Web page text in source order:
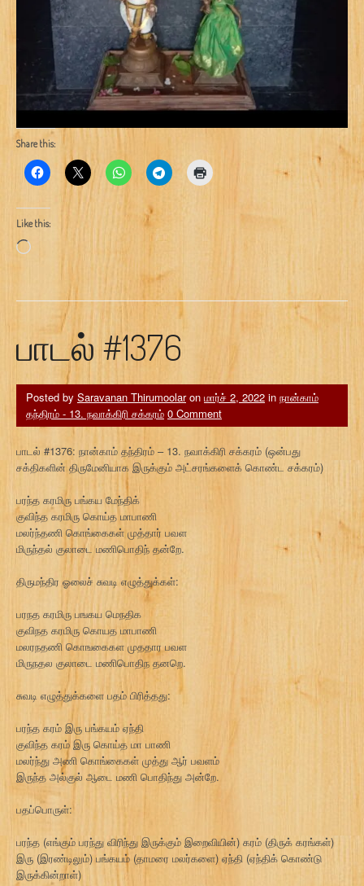
Share this:
Like this:
Loading…
பாடல் #1376
Posted by Saravanan Thirumoolaron மார்ச் 2, 2022 in நான்காம்
தந்திரம் - 13. நவாக்கிரி சக்கரம் 0 Comment
பாடல் #1376: நான்காம் தந்திரம் – 13. நவாக்கிரி சக்கரம் (ஒன்பது
சக்திகளின் திருமேனியாக இருக்கும் அட்சரங்களைக் கொண்ட சக்கரம்)
பரந்த கரமிரு பங்கய மேந்திக்
குவிந்த கரமிரு கொய்த மாபாணி
மலர்ந்தணி கொங்கைகள் முத்தார் பவள
மிருந்தல் குலாடை மணிபொதிந் தன்றே.
திருமந்திர ஓலைச் சுவடி எழுத்துக்கள்:
பரநத கரமிரு பஙகய மெநதிக
குவிநத கரமிரு கொயத மாபாணி
மலரநதணி கொஙகைகள முததார பவள
மிருநதல குலாடை மணிபொதிந தனறெ.
சுவடி எழுத்துக்களை பதம் பிரித்தது:
பரந்த கரம் இரு பங்கயம் ஏந்தி
குவிந்த கரம் இரு கொய்த மா பாணி
மலர்ந்து அணி கொங்கைகள் முத்து ஆர் பவளம்
இருந்த அல்குல் ஆடை மணி பொதிந்து அன்றே.
பதப்பொருள்:
பரந்த (எங்கும் பரந்து விரிந்து இருக்கும் இறைவியின்) கரம் (திருக் கரங்கள்)
இரு (இரண்டிலும்) பங்கயம் (தாமரை மலர்களை) ஏந்தி (ஏந்திக் கொண்டு
இருக்கின்றாள்)